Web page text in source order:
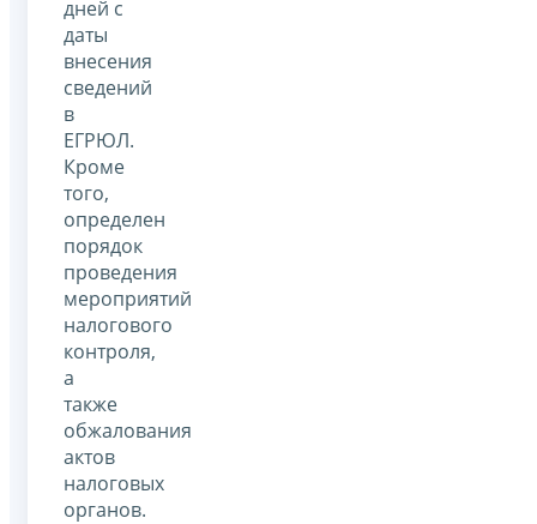
дней с
даты
внесения
сведений
в
ЕГРЮЛ.
Кроме
того,
определен
порядок
проведения
мероприятий
налогового
контроля,
а
также
обжалования
актов
налоговых
органов.